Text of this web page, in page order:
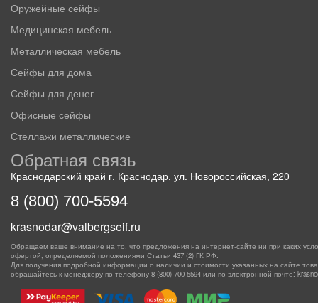
Оружейные сейфы
Медицинская мебель
Металлическая мебель
Сейфы для дома
Сейфы для денег
Офисные сейфы
Стеллажи металлические
Обратная связь
Краснодарский край г. Краснодар, ул. Новороссийская, 220
8 (800) 700-5594
krasnodar@valbergseif.ru
Обращаем ваше внимание на то, что предложения на интернет-сайте ни при каких
офертой, определяемой положениями Статьи 437 (2) ГК РФ.
Для получения подробной информации о наличии и стоимости указанных на сайте
обращайтесь к менеджеру по телефону 8 (800) 700-5594 или по электронной почте: